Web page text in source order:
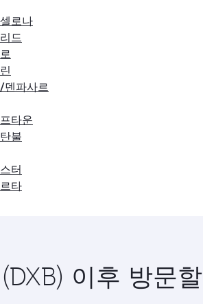
로나
드
덴파사르
타운
불
터
타
이후 방문